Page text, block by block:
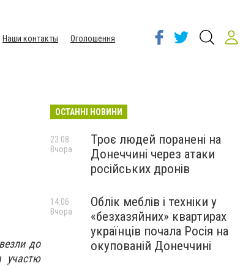
Наши контакты
Оголошення
до
участю
ОСТАННІ НОВИНИ
Троє людей поранені на
Донеччині через атаки
російських дронів
23:08
Вчора
Облік меблів і техніки у
«безхазяйних» квартирах
українців почала Росія на
окупованій Донеччині
14:06
Вчора